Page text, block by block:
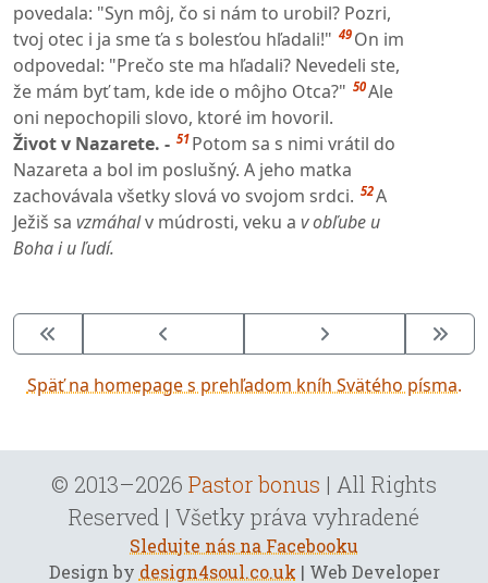
povedala: "Syn môj, čo si nám to urobil? Pozri,
tvoj otec i ja sme ťa s bolesťou hľadali!" 49 On im
odpovedal: "Prečo ste ma hľadali? Nevedeli ste,
že mám byť tam, kde ide o môjho Otca?" 50Ale
oni nepochopili slovo, ktoré im hovoril.
Život v Nazarete. - 51 Potom sa s nimi vrátil do
Nazareta a bol im poslušný. A jeho matka
zachovávala všetky slová vo svojom srdci. 52A
Ježiš sa vzmáhalv múdrosti, veku a v obľube u
Boha i u ľudí.
Späť na homepage s prehľadom kníh Svätého písma.
© 2013–2026 Pastor bonus | All Rights
Reserved | Všetky práva vyhradené
Sledujte nás na Facebooku
Design by design4soul.co.uk | Web Developer